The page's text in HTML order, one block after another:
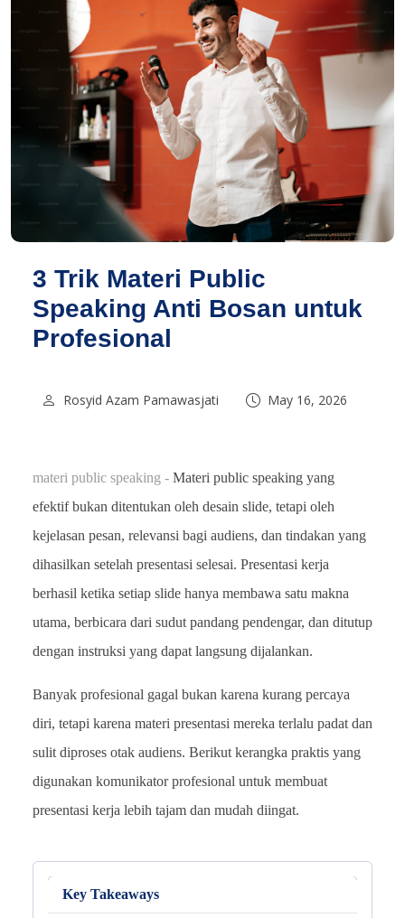
3 Trik Materi Public
Speaking Anti Bosan untuk
Profesional
Rosyid Azam Pamawasjati May 16, 2026
materi public speaking - Materi public speaking yang
efektif bukan ditentukan oleh desain slide, tetapi oleh
kejelasan pesan, relevansi bagi audiens, dan tindakan yang
dihasilkan setelah presentasi selesai. Presentasi kerja
berhasil ketika setiap slide hanya membawa satu makna
utama, berbicara dari sudut pandang pendengar, dan ditutup
dengan instruksi yang dapat langsung dijalankan.
Banyak profesional gagal bukan karena kurang percaya
diri, tetapi karena materi presentasi mereka terlalu padat dan
sulit diproses otak audiens. Berikut kerangka praktis yang
digunakan komunikator profesional untuk membuat
presentasi kerja lebih tajam dan mudah diingat.
Key Takeaways